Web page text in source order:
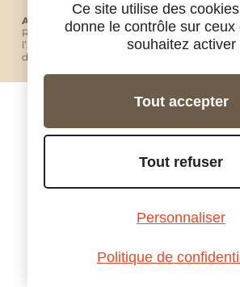
Avec Ride in Tours vous êtes protégés !
RIDE IN TOURS est une agence de voyage à
l’autorité de tourisme française Atout France
de licence IM037150002.
Ce site utilise des
donne le contrôle sur ceux
souhaitez activer
Tout accepter
Tout refuser
Personnaliser
Politique de